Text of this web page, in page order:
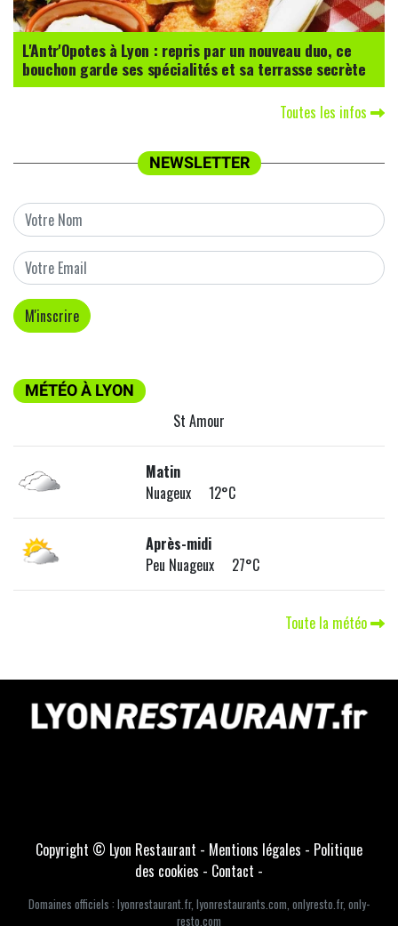
L'Antr'Opotes à Lyon : repris par un nouveau duo, ce
bouchon garde ses spécialités et sa terrasse secrète
Toutes les infos
NEWSLETTER
MÉTÉO À LYON
St Amour
Matin
Nuageux 12°C
Après-midi
Peu Nuageux 27°C
Toute la météo
Copyright © Lyon Restaurant - Mentions légales - Politique
des cookies - Contact -
Domaines officiels : lyonrestaurant.fr, lyonrestaurants.com, onlyresto.fr, only-
resto.com